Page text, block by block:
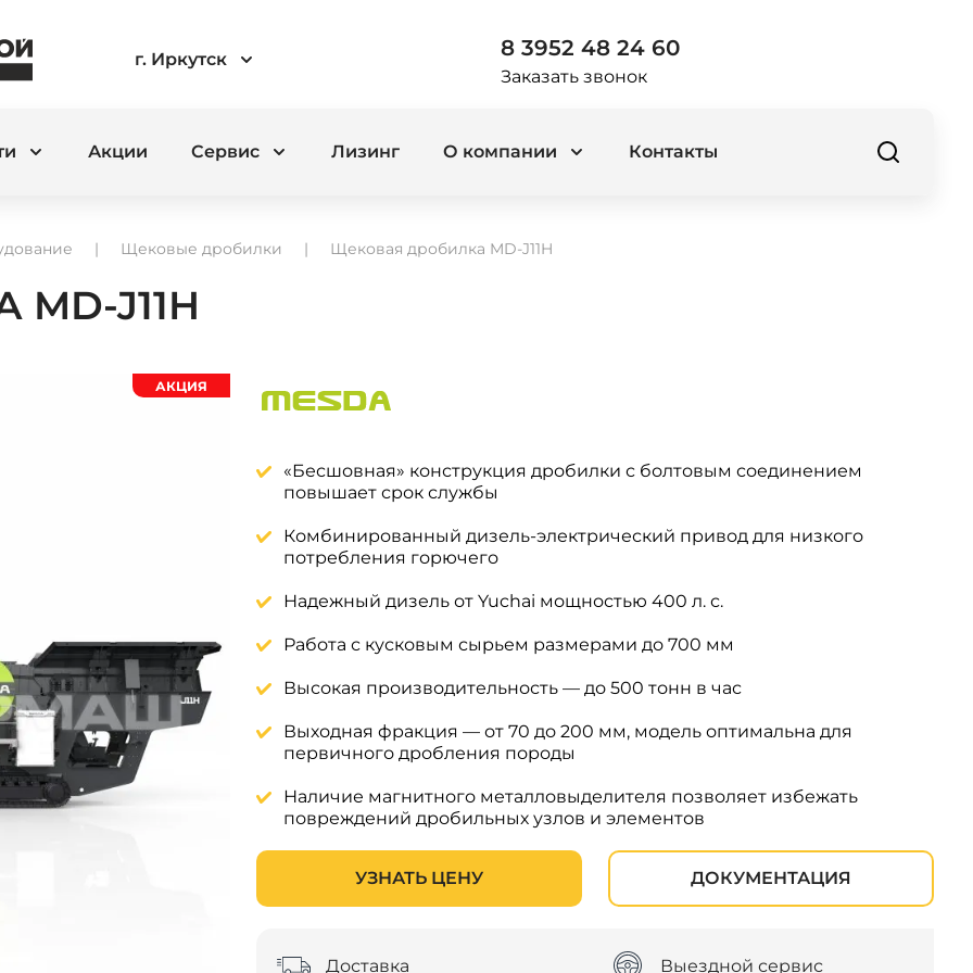
г. Иркутск 8 3952 48 24 60
Заказать звонок
Акции Сервис Лизинг О компании Контакты
Щековые дробилки Щековая дробилка MD-J11H
J11H
АКЦИЯ
«Бесшовная» конструкция дробилки с болтовым соединением
повышает срок службы
Комбинированный дизель-электрический привод для низкого
потребления горючего
Надежный дизель от Yuchai мощностью 400 л. с.
Работа с кусковым сырьем размерами до 700 мм
Высокая производительность — до 500 тонн в час
Выходная фракция — от 70 до 200 мм, модель оптимальна для
первичного дробления породы
Наличие магнитного металловыделителя позволяет избежать
повреждений дробильных узлов и элементов
УЗНАТЬ ЦЕНУ ДОКУМЕНТАЦИЯ
Доставка Выездной сервис